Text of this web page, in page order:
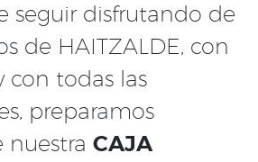
seguir disfrutando de
de HAITZALDE, con
con todas las
preparamos
nuestra CAJA